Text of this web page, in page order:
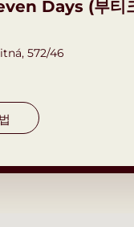
Days (부티
572/46